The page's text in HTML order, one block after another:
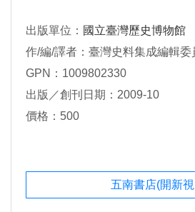
出版單位： 國立臺灣歷史博物館
作/編/譯者：臺灣史料集成編輯委
GPN：1009802330
出版／創刊日期：2009-10
價格：500
五南書店(開新